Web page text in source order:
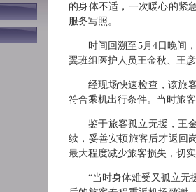
的身体不适，一次暖心的紧
服务写照。
时间回溯至5月4日晚间
翼班组医护人员王金秋、王
经现场快速检查，该旅
符合乘机出行条件。当时旅
鉴于旅客孤立无援，王
续，妥善安顿旅客后才返回
最大程度减少旅客损失，切实
“当时身体难受又孤立无